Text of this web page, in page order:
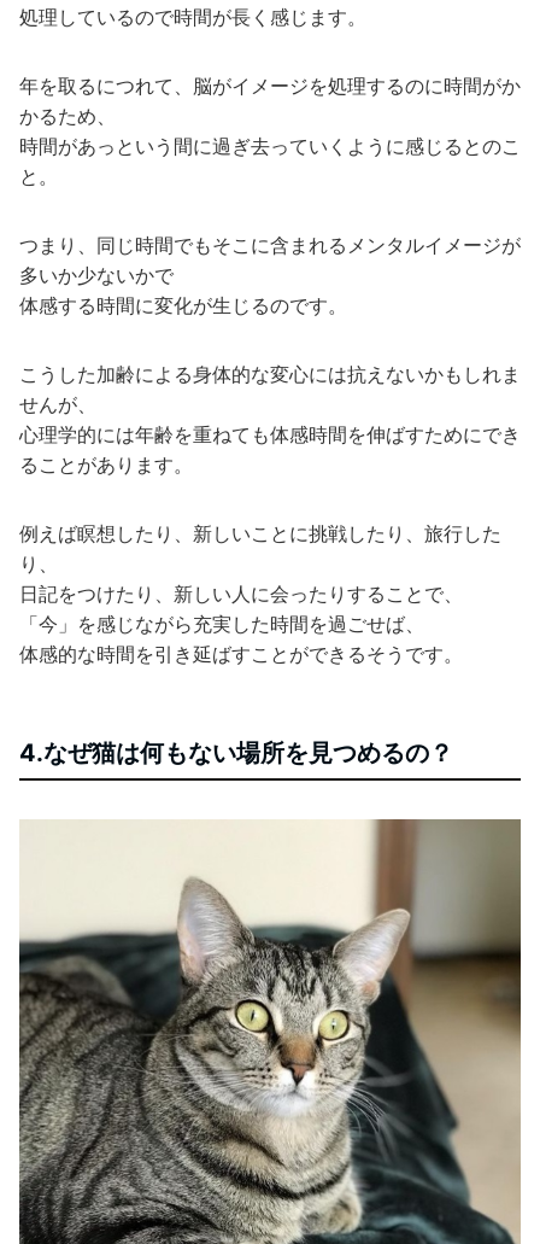
処理しているので時間が長く感じます。
年を取るにつれて、脳がイメージを処理するのに時間がか
かるため、
時間があっという間に過ぎ去っていくように感じるとのこ
と。
つまり、同じ時間でもそこに含まれるメンタルイメージが
多いか少ないかで
体感する時間に変化が生じるのです。
こうした加齢による身体的な変心には抗えないかもしれま
せんが、
心理学的には年齢を重ねても体感時間を伸ばすためにでき
ることがあります。
例えば瞑想したり、新しいことに挑戦したり、旅行した
り、
日記をつけたり、新しい人に会ったりすることで、
「今」を感じながら充実した時間を過ごせば、
体感的な時間を引き延ばすことができるそうです。
4.なぜ猫は何もない場所を見つめるの？